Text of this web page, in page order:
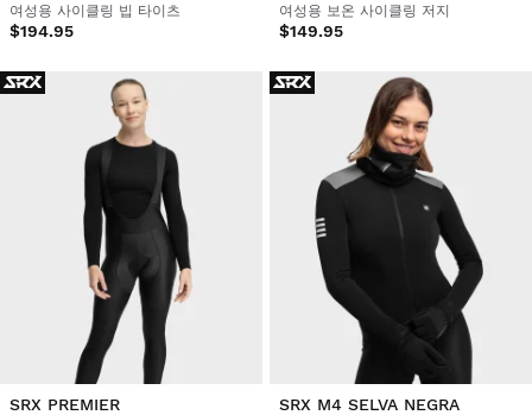
여성용 사이클링 빕 타이츠
$194.95
여성용 보온 사이클링 저지
$149.95
SRX PREMIER SRX M4 SELVA NEGRA